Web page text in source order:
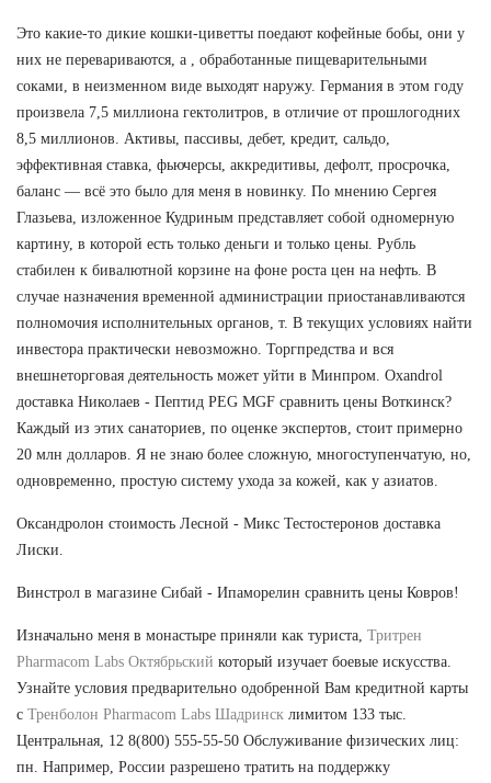
Это какие-то дикие кошки-циветты поедают кофейные бобы, они у
них не перевариваются, а , обработанные пищеварительными
соками, в неизменном виде выходят наружу. Германия в этом году
произвела 7,5 миллиона гектолитров, в отличие от прошлогодних
8,5 миллионов. Активы, пассивы, дебет, кредит, сальдо,
эффективная ставка, фьючерсы, аккредитивы, дефолт, просрочка,
баланс — всё это было для меня в новинку. По мнению Сергея
Глазьева, изложенное Кудриным представляет собой одномерную
картину, в которой есть только деньги и только цены. Рубль
стабилен к бивалютной корзине на фоне роста цен на нефть. В
случае назначения временной администрации приостанавливаются
полномочия исполнительных органов, т. В текущих условиях найти
инвестора практически невозможно. Торгпредства и вся
внешнеторговая деятельность может уйти в Минпром. Oxandrol
доставка Николаев - Пептид PEG MGF сравнить цены Воткинск?
Каждый из этих санаториев, по оценке экспертов, стоит примерно
20 млн долларов. Я не знаю более сложную, многоступенчатую, но,
одновременно, простую систему ухода за кожей, как у азиатов.
Оксандролон стоимость Лесной - Микс Тестостеронов доставка
Лиски.
Винстрол в магазине Сибай - Ипаморелин сравнить цены Ковров!
Изначально меня в монастыре приняли как туриста, Тритрен
Pharmacom Labs Октябрьский который изучает боевые искусства.
Узнайте условия предварительно одобренной Вам кредитной карты
с Тренболон Pharmacom Labs Шадринск лимитом 133 тыс.
Центральная, 12 8(800) 555-55-50 Обслуживание физических лиц:
пн. Например, России разрешено тратить на поддержку